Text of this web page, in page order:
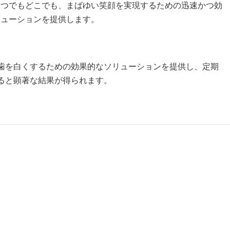
でもどこでも、まばゆい笑顔を実現するための迅速かつ効
ーションを提供します。
を白くするための効果的なソリューションを提供し、定期
と顕著な結果が得られます。